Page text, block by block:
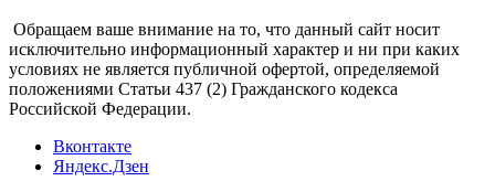
Обращаем ваше внимание на то, что данный сайт носит
исключительно информационный характер и ни при каких
условиях не является публичной офертой, определяемой
положениями Статьи 437 (2) Гражданского кодекса
Российской Федерации.
Вконтакте
Яндекс.Дзен